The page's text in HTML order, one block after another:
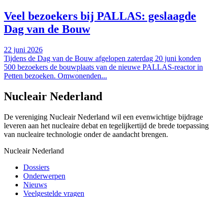
Veel bezoekers bij PALLAS: geslaagde
Dag van de Bouw
22 juni 2026
Tijdens de Dag van de Bouw afgelopen zaterdag 20 juni konden
500 bezoekers de bouwplaats van de nieuwe PALLAS-reactor in
Petten bezoeken. Omwonenden...
Nucleair Nederland
De vereniging Nucleair Nederland wil een evenwichtige bijdrage
leveren aan het nucleaire debat en tegelijkertijd de brede toepassing
van nucleaire technologie onder de aandacht brengen.
Nucleair Nederland
Dossiers
Onderwerpen
Nieuws
Veelgestelde vragen